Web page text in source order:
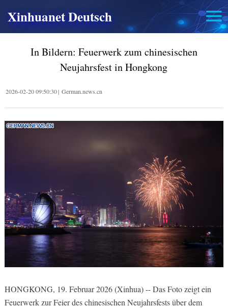
Xinhuanet Deutsch
In Bildern: Feuerwerk zum chinesischen
Neujahrsfest in Hongkong
2026-02-20 09:50:30| German.news.cn
HONGKONG, 19. Februar 2026 (Xinhua) -- Das Foto zeigt ein
Feuerwerk zur Feier des chinesischen Neujahrsfests über dem